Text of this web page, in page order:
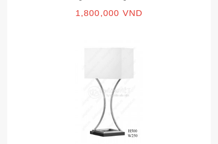
1,800,000 VND